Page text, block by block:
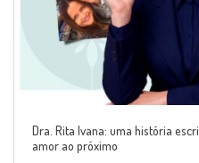
Dra. Rita Ivana: uma história
amor ao próximo